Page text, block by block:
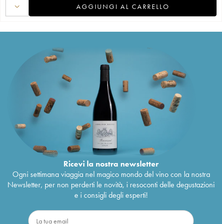
AGGIUNGI AL CARRELLO
Ricevi la nostra newsletter
Ogni settimana viaggia nel magico mondo del vino con la nostra
Newsletter, per non perderti le novità, i resoconti delle degustazioni
e i consigli degli esperti!